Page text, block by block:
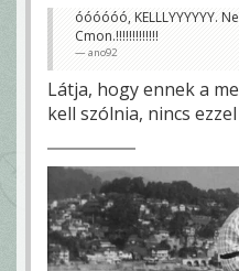
óóóóóó, KELLLYYYYYY.
Cmon.!!!!!!!!!!!!!
ano92
Látja, hogy ennek a
kell szólnia, nincs